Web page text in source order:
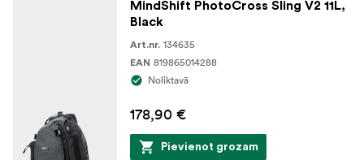
MindShift PhotoCross Sling V2 11L,
Black
Art.nr. 134635
EAN 819865014288
Noliktavā
178,90 €
Pievienot grozam